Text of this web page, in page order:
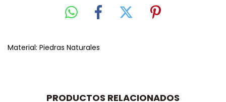
Material: Piedras Naturales
PRODUCTOS RELACIONADOS